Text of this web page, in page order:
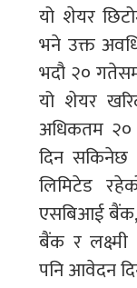
यो शेयर
भने उक्त
भदौ २०
यो शेयर
अधिकतम २०
दिन सकिनेछ
लिमिटेड
एसबिआई बैंक,
बैंक र लक्ष्मी
पनि आवेदन